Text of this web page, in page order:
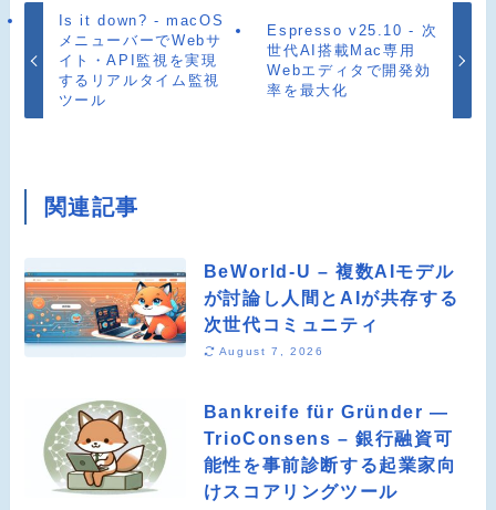
Is it down? - macOS
メニューバーでWebサ
イト・API監視を実現
するリアルタイム監視
ツール
Espresso v25.10 - 次
世代AI搭載Mac専用
Webエディタで開発効
率を最大化
関連記事
BeWorld-U – 複数AIモデル
が討論し人間とAIが共存する
次世代コミュニティ
August 7, 2026
Bankreife für Gründer —
TrioConsens – 銀行融資可
能性を事前診断する起業家向
けスコアリングツール